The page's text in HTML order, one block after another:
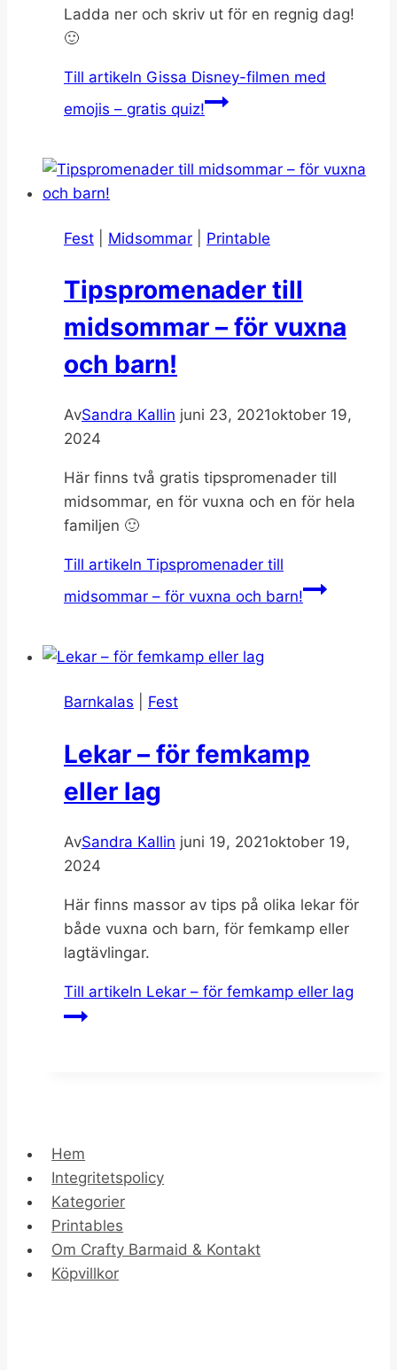
Ladda ner och skriv ut för en regnig dag!
🙂
Till artikeln Gissa Disney-filmen med
emojis – gratis quiz!
Fest Midsommar Printable
Tipspromenader till
midsommar – för vuxna
och barn!
AvSandra Kallin juni 23, 2021oktober 19,
2024
Här finns två gratis tipspromenader till
midsommar, en för vuxna och en för hela
familjen 🙂
Till artikeln Tipspromenader till
midsommar – för vuxna och barn!
Barnkalas Fest
Lekar – för femkamp
eller lag
AvSandra Kallin juni 19, 2021oktober 19,
2024
Här finns massor av tips på olika lekar för
både vuxna och barn, för femkamp eller
lagtävlingar.
Till artikeln Lekar – för femkamp eller lag
Hem
Integritetspolicy
Kategorier
Printables
Om Crafty Barmaid & Kontakt
Köpvillkor